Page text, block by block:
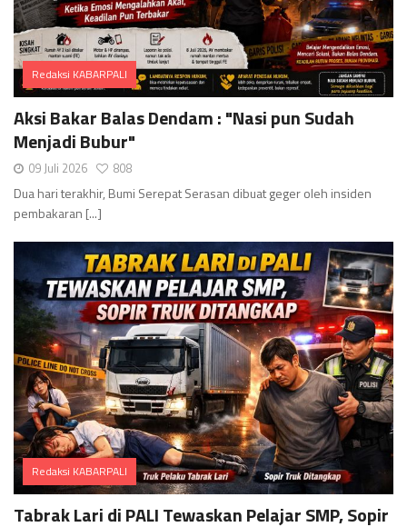
Redaksi KABARPALI
Comments
Aksi Bakar Balas Dendam : "Nasi pun Sudah
Menjadi Bubur"
09 Juli 2026 808
Dua hari terakhir, Bumi Serepat Serasan dibuat geger oleh insiden
pembakaran [...]
Redaksi KABARPALI
Comments
Tabrak Lari di PALI Tewaskan Pelajar SMP, Sopir